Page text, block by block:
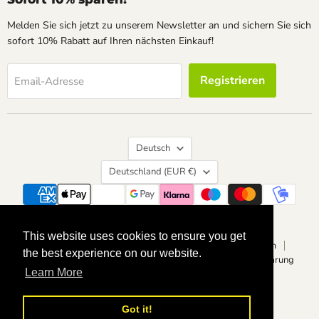
This website uses cookies to ensure you get
the best experience on our website.
Learn More
Got it!
This website uses cookies to ensure you get
the best experience on our website.
Learn More
Got it!
Melden Sie sich jetzt zu unserem Newsletter an und sichern Sie sich
sofort 10% Rabatt auf Ihren nächsten Einkauf!
Email-Adresse Registrieren
Sprache
Deutsch
Land
Deutschland (EUR €)
Suchen Kontakt Über uns
Widerrufsrecht
Vertrag widerrufen
Datenschutzerklärung
Impressum
Allgemeine Geschäftsbedingungen
Barrierefreiheitserklärung
Powered by Shopify